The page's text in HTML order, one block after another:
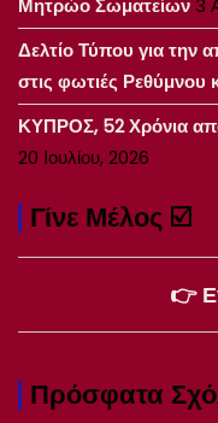
Μητρώο Σωματείων3
Δελτίο Τύπου για την
στις φωτιές Ρεθύμνου
ΚΥΠΡΟΣ, 52 Χρόνια
20 Ιουλίου, 2026
Γίνε Μέλος ☑️
👉
Πρόσφατα